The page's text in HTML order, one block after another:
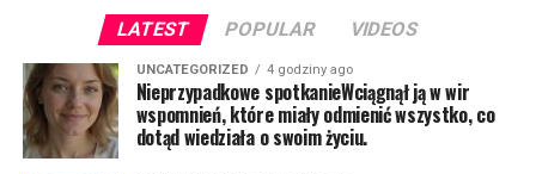
LATEST POPULAR VIDEOS
UNCATEGORIZED 4 godziny ago
Nieprzypadkowe spotkanieWciągnął ją w wir
wspomnień, które miały odmienić wszystko, co
dotąd wiedziała o swoim życiu.